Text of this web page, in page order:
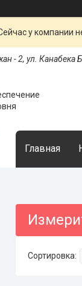
у компании
- 2, ул. Канабека
Главная